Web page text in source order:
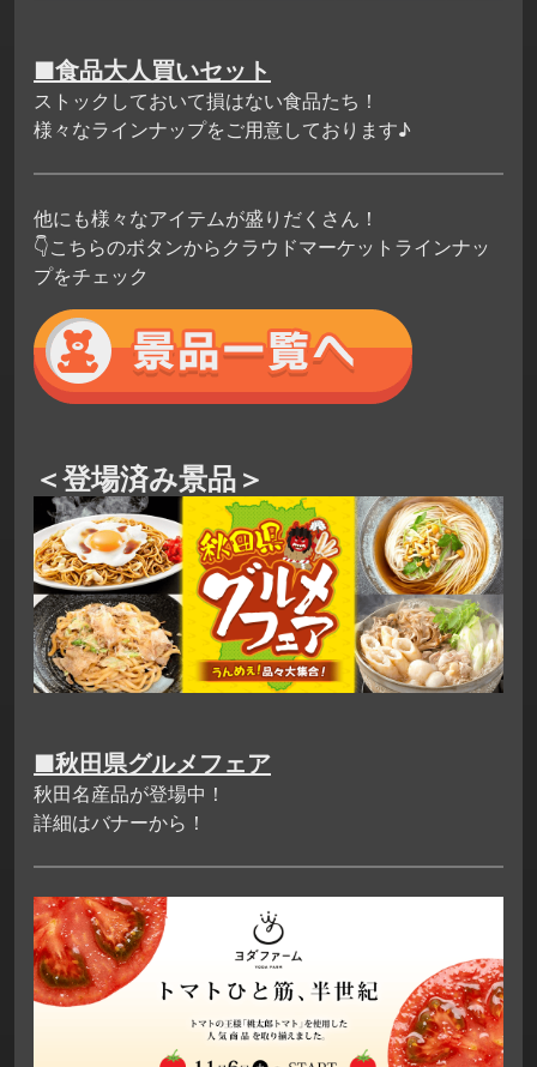
■食品大人買いセット
ストックしておいて損はない食品たち！
様々なラインナップをご用意しております♪
他にも様々なアイテムが盛りだくさん！
👇こちらのボタンからクラウドマーケットラインナッ
プをチェック
＜登場済み景品＞
■秋田県グルメフェア
秋田名産品が登場中！
詳細はバナーから！